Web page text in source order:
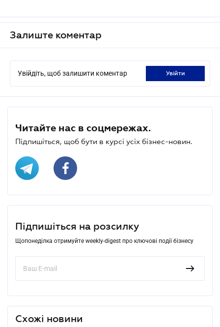
Залиште коментар
Увійдіть, щоб залишити коментар увійти
Читайте нас в соцмережах.
Підпишіться, щоб бути в курсі усіх бізнес-новин.
Підпишіться на розсилку
Щопонеділка отримуйте weekly-digest про ключові події бізнесу
Схожі новини